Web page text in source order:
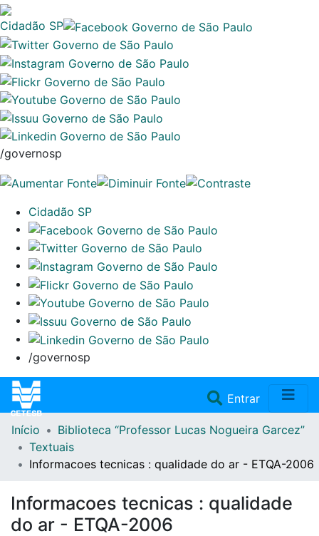
Cidadão SP
/governosp
Cidadão SP
/governosp
Entrar(current)
Home
Repositório
Início
Biblioteca “Professor Lucas Nogueira Garcez”
Textuais
Informacoes tecnicas : qualidade do ar - ETQA-2006
Informacoes tecnicas : qualidade
do ar - ETQA-2006